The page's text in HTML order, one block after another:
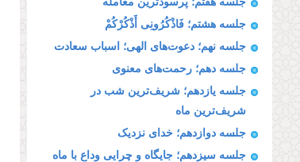
جلسه هشتم؛ فَاذْكُرُونِی أَذْكُرْكُمْ
جلسه نهم؛ دعوت‌های الهی؛ اسباب سعادت
جلسه دهم؛ رحمت‌های معنوی
جلسه یازدهم؛ شریف‌ترین شب در
شریف‌ترین ماه
جلسه دوازدهم؛ خدای نزدیک
جلسه سیزدهم؛ جایگاه و چرایی وداع با ماه